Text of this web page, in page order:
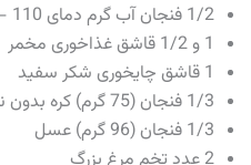
1/2 فنجان آب گرم دمای 110 – 115 درجه
1 و 1/2 قاشق غذاخوری مخمر
1 قاشق چایخوری شکر سفید
1/3 فنجان (75 گرم) کره بدون نمک نرم شده به علاوه مقدار بیشتری برای برس زدن
1/3 فنجان (96 گرم) عسل
2 عدد تخم مرغ بزرگ